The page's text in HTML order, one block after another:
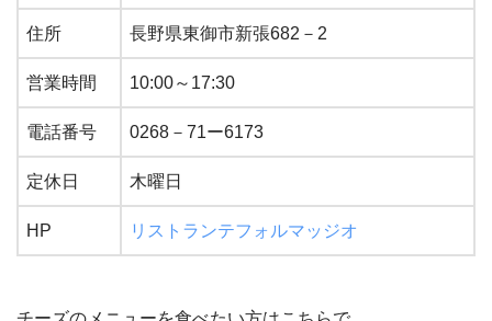
住所 長野県東御市新張682－2
営業時間 10:00～17:30
電話番号 0268－71ー6173
定休日 木曜日
HP リストランテフォルマッジオ